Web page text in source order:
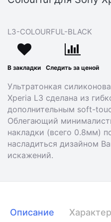
L3-COLOURFUL-BLACK
В закладки Следить за ценой
Ультратонкая
Xperia L3 сделана из
дополнительным soft-
Облегающий
накладки (всего 0.8мм)
насладиться дизайном
искажений.
Описание